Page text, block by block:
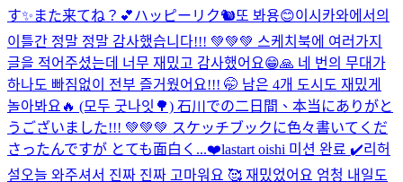
す✨また来てね？💕ハッピーリク🐿또 봐용😊이시카와에서의
이틀간 정말 정말 감사했습니다!!! 💚💚💚 스케치북에 여러가지
글을 적어주셨는데 너무 재밌고 감사했어요😁🙏 네 번의 무대가
하나도 빠짐없이 전부 즐거웠어요!!! 🤭 남은 4개 도시도 재밌게
놀아봐요🔥 (모두 굿나잇🌳) 石川での二日間、本当にありがと
うございました!!! 💚💚💚 スケッチブックに色々書いてくだ
さったんですが とても面白く...❤️lastart oishi 미션 완료 ✔️리허
설 오늘 와주셔서 진짜 진짜 고마워요 🥰 재밌었어요 엄청 내일도